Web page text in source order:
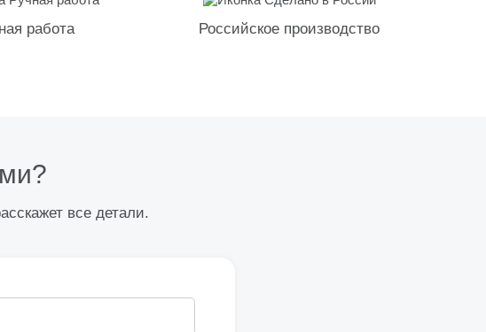
работа Российское производство
все детали.